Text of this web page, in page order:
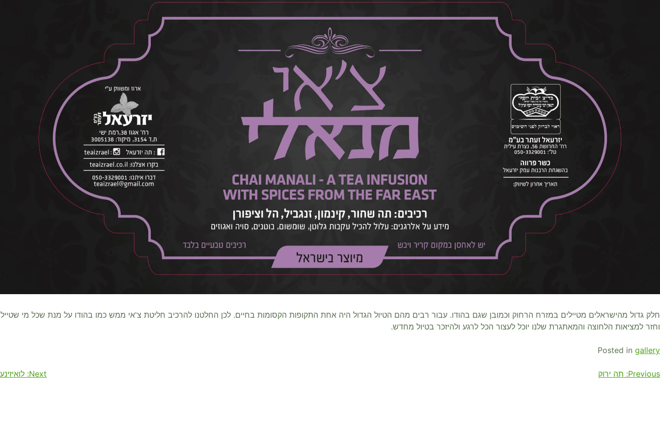
חלק גדול מהישראלים מטיילים במזרח הרחוק וכמובן שגם בהודו. עבור רבים מהם הטיול הגדול היה אחת התקופות הקסומות בחיים. לכן החלטנו להרכיב חליטת צ'אי ממש כמו בהודו על מנת שכל מי שטייל
וחזר למציאות הלחוצה והמאתגרת שלנו יוכל לעצור הכל לרגע ולהיזכר בטיול מחדש.
Posted in gallery
ניווט
Previous: תה ירוק Next: לואיזינע